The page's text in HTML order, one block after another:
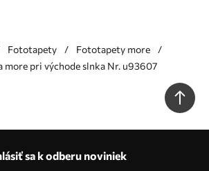
Fototapety
Fototapety more
more pri východe slnka Nr. u93607
sa k odberu noviniek